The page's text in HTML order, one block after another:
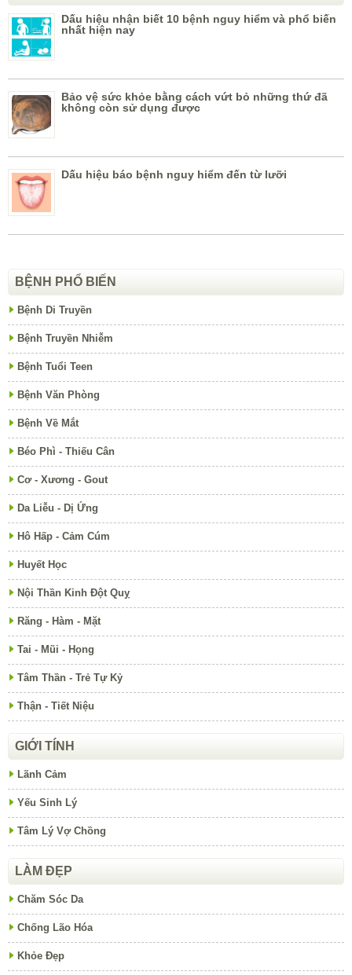
Dấu hiệu nhận biết 10 bệnh nguy hiểm và phổ biến
nhất hiện nay
Bảo vệ sức khỏe bằng cách vứt bỏ những thứ đã
không còn sử dụng được
Dấu hiệu báo bệnh nguy hiểm đến từ lưỡi
BỆNH PHỔ BIẾN
Bệnh Di Truyền
Bệnh Truyền Nhiễm
Bệnh Tuổi Teen
Bệnh Văn Phòng
Bệnh Về Mắt
Béo Phì - Thiếu Cân
Cơ - Xương - Gout
Da Liễu - Dị Ứng
Hô Hấp - Cảm Cúm
Huyết Học
Nội Thần Kinh Đột Quỵ
Răng - Hàm - Mặt
Tai - Mũi - Họng
Tâm Thần - Trẻ Tự Kỷ
Thận - Tiết Niệu
GIỚI TÍNH
Lãnh Cảm
Yếu Sinh Lý
Tâm Lý Vợ Chồng
LÀM ĐẸP
Chăm Sóc Da
Chống Lão Hóa
Khỏe Đẹp